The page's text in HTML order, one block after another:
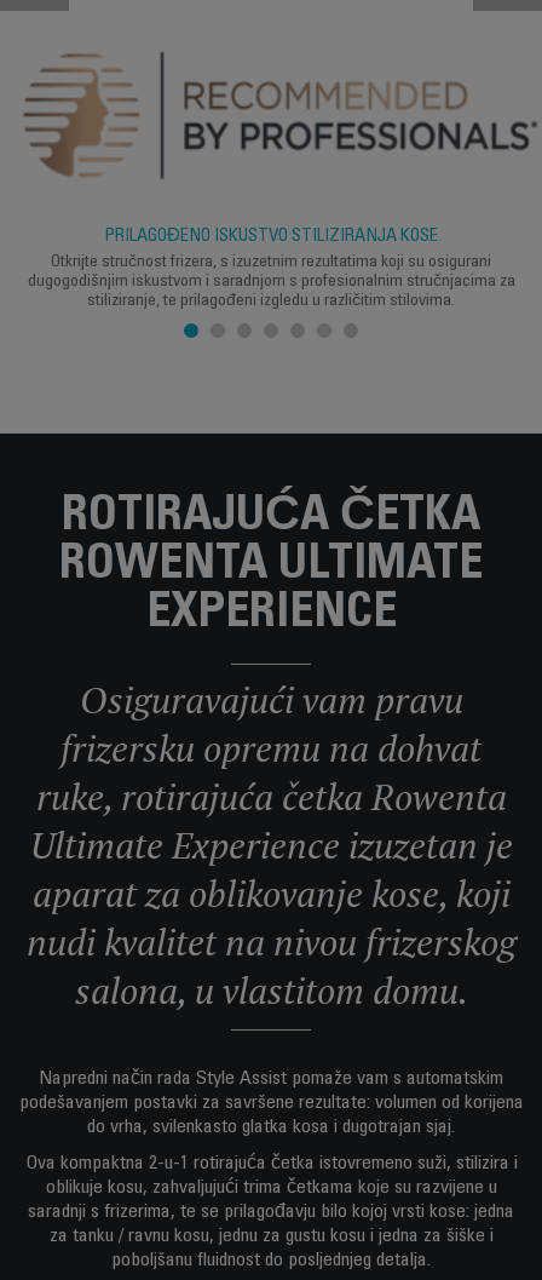
PRILAGOĐENO ISKUSTVO STILIZIRANJA KOSE
Otkrijte stručnost frizera, s izuzetnim rezultatima koji su osigurani
dugogodišnjim iskustvom i saradnjom s profesionalnim stručnjacima za
stiliziranje, te prilagođeni izgledu u različitim stilovima.
ROTIRAJUĆA ČETKA
ROWENTA ULTIMATE
EXPERIENCE
Osiguravajući vam pravu
frizersku opremu na dohvat
ruke, rotirajuća četka Rowenta
Ultimate Experience izuzetan je
aparat za oblikovanje kose, koji
nudi kvalitet na nivou frizerskog
salona, u vlastitom domu.
Napredni način rada Style Assist pomaže vam s automatskim
podešavanjem postavki za savršene rezultate: volumen od korijena
do vrha, svilenkasto glatka kosa i dugotrajan sjaj.
Ova kompaktna 2-u-1 rotirajuća četka istovremeno suži, stilizira i
oblikuje kosu, zahvaljujući trima četkama koje su razvijene u
saradnji s frizerima, te se prilagođavju bilo kojoj vrsti kose: jedna
za tanku / ravnu kosu, jednu za gustu kosu i jedna za šiške i
poboljšanu fluidnost do posljednjeg detalja.